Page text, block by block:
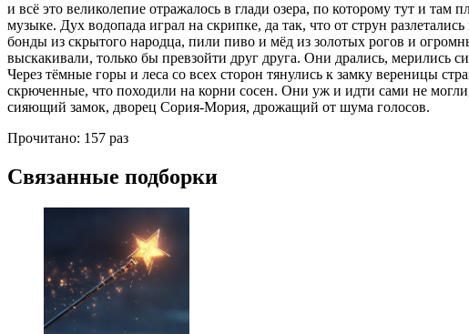
и всё это великолепие отражалось в глади озера, по которому тут и
музыке. Дух водопада играл на скрипке, да так, что от струн
бонды из скрытого народца, пили пиво и мёд из золотых рогов и
выскакивали, только бы превзойти друг друга. Они дрались, мерились
Через тёмные горы и леса со всех сторон тянулись к замку вереницы
скрюченные, что походили на корни сосен. Они уж и идти сами не
сияющий замок, дворец Сория-Мория, дрожащий от шума голосов.
Прочитано: 157 раз
Связанные подборки